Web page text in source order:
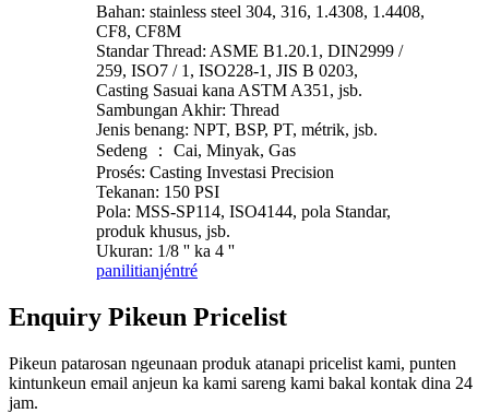
Bahan: stainless steel 304, 316, 1.4308, 1.4408,
CF8, CF8M
Standar Thread: ASME B1.20.1, DIN2999 /
259, ISO7 / 1, ISO228-1, JIS B 0203,
Casting Sasuai kana ASTM A351, jsb.
Sambungan Akhir: Thread
Jenis benang: NPT, BSP, PT, métrik, jsb.
Sedeng ： Cai, Minyak, Gas
Prosés: Casting Investasi Precision
Tekanan: 150 PSI
Pola: MSS-SP114, ISO4144, pola Standar,
produk khusus, jsb.
Ukuran: 1/8 '' ka 4 ''
panilitianjéntré
Enquiry Pikeun Pricelist
Pikeun patarosan ngeunaan produk atanapi pricelist kami, punten
kintunkeun email anjeun ka kami sareng kami bakal kontak dina 24
jam.